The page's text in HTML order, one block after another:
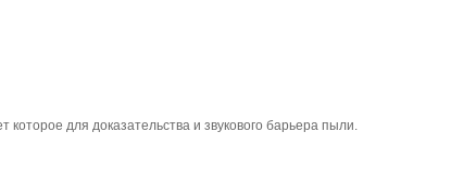
для доказательства и звукового барьера пыли.